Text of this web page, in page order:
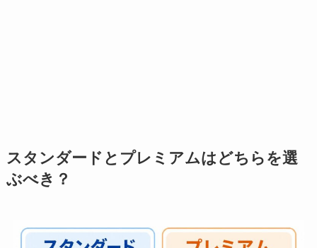
スタンダードとプレミアムはどちらを選
ぶべき？